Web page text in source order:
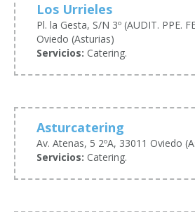
Los Urrieles
Pl. la Gesta, S/N 3º (AUDIT. PPE.
Oviedo (Asturias)
Servicios: Catering.
Asturcatering
Av. Atenas, 5 2ºA, 33011 Oviedo
Servicios: Catering.